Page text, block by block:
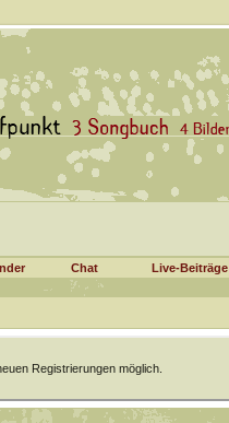
Chat Live-Beiträge
Registrierungen möglich.